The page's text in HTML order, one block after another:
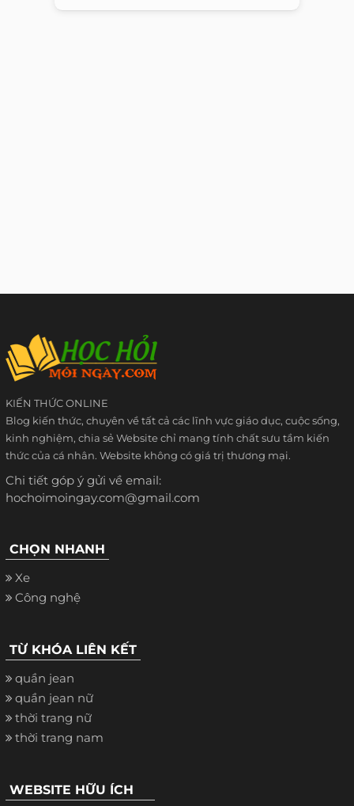
KIẾN THỨC ONLINE
Blog kiến thức, chuyên về tất cả các lĩnh vực giáo dục, cuộc sống,
kinh nghiệm, chia sẻ Website chỉ mang tính chất sưu tầm kiến
thức của cá nhân. Website không có giá trị thương mại.
Chi tiết góp ý gửi về email:
hochoimoingay.com@gmail.com
CHỌN NHANH
Xe
Công nghệ
TỪ KHÓA LIÊN KẾT
quần jean
quần jean nữ
thời trang nữ
thời trang nam
WEBSITE HỮU ÍCH